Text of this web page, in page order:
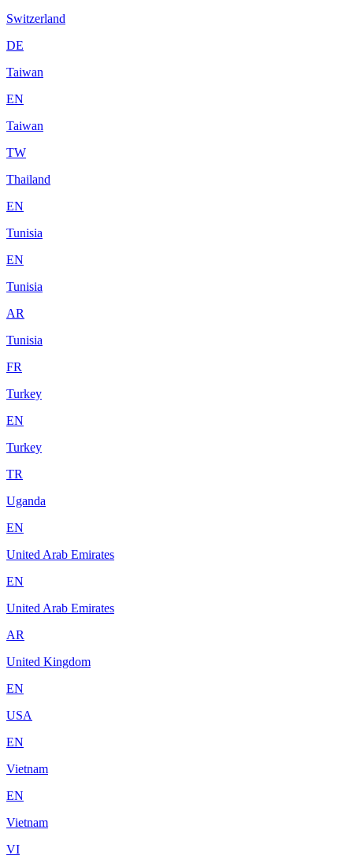
Switzerland
DE
Taiwan
EN
Taiwan
TW
Thailand
EN
Tunisia
EN
Tunisia
AR
Tunisia
FR
Turkey
EN
Turkey
TR
Uganda
EN
United Arab Emirates
EN
United Arab Emirates
AR
United Kingdom
EN
USA
EN
Vietnam
EN
Vietnam
VI